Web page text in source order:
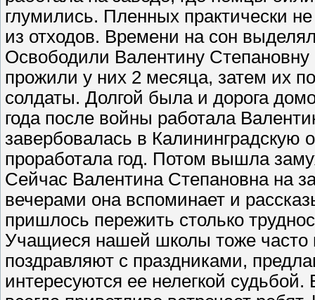
глумились. Пленных практически
из отходов. Времени на сон
Освободили Валентину
прожили у них 2 месяца, затем их
солдаты. Долгой была и дорога
года после войны работала
завербовалась в Калининградскую
проработала год. Потом вышла
Сейчас Валентина Степановна на
вечерами она вспоминает и
пришлось пережить столько
Учащиеся нашей школы тоже часто
поздравляют с праздниками,
интересуются ее нелегкой